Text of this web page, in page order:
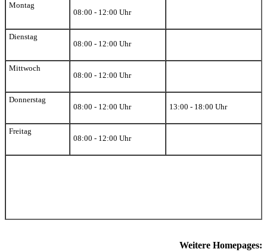
Montag
08:00 - 12:00 Uhr
Dienstag
08:00 - 12:00 Uhr
Mittwoch
08:00 - 12:00 Uhr
Donnerstag
08:00 - 12:00 Uhr
13:00 - 18:00 Uhr
Freitag
08:00 - 12:00 Uhr
Weitere Homepages: